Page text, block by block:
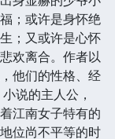
；或许是身怀绝
；又或许是心怀
欢离合。作者以
他们的性格、经
说的主人公，
江南女子特有的
位尚不平等的时